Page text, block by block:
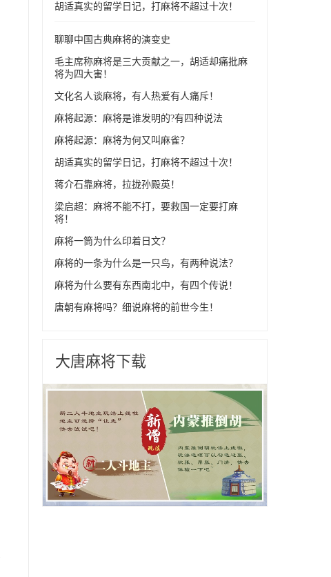
胡适真实的留学日记，打麻将不超过十次！
聊聊中国古典麻将的演变史
毛主席称麻将是三大贡献之一，胡适却痛批麻
将为四大害！
文化名人谈麻将，有人热爱有人痛斥！
麻将起源：麻将是谁发明的?有四种说法
麻将起源：麻将为何又叫麻雀？
胡适真实的留学日记，打麻将不超过十次！
蒋介石靠麻将，拉拢孙殿英！
梁启超：麻将不能不打，要救国一定要打麻
将！
麻将一筒为什么印着日文？
麻将的一条为什么是一只鸟，有两种说法？
麻将为什么要有东西南北中，有四个传说！
唐朝有麻将吗？细说麻将的前世今生！
大唐麻将下载